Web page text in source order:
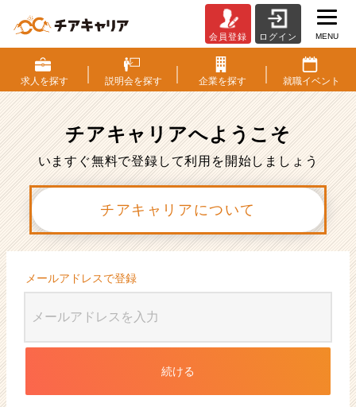
員
登
録
ベ
ン
チ
ャ
成
企
か
ら
ス
カ
ウ
届
会員登録 ログイン MENU
求人を探す 説明会を探す 企業を探す 就職イベント
チアキャリアへようこそ
いますぐ無料で登録して利用を開始しましょう
チアキャリアについて
メールアドレスで登録
続ける